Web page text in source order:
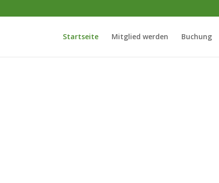
Startseite Mitglied werden Buchung